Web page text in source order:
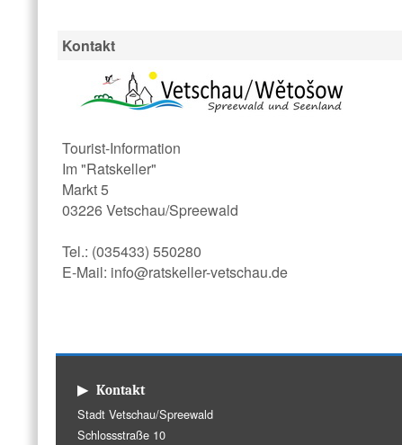
Kontakt
Tourist-Information
Im "Ratskeller"
Markt 5
03226 Vetschau/Spreewald
Tel.: (035433) 550280
E-Mail: info@ratskeller-vetschau.de
▶ Kontakt
Stadt Vetschau/Spreewald
Schlossstraße 10